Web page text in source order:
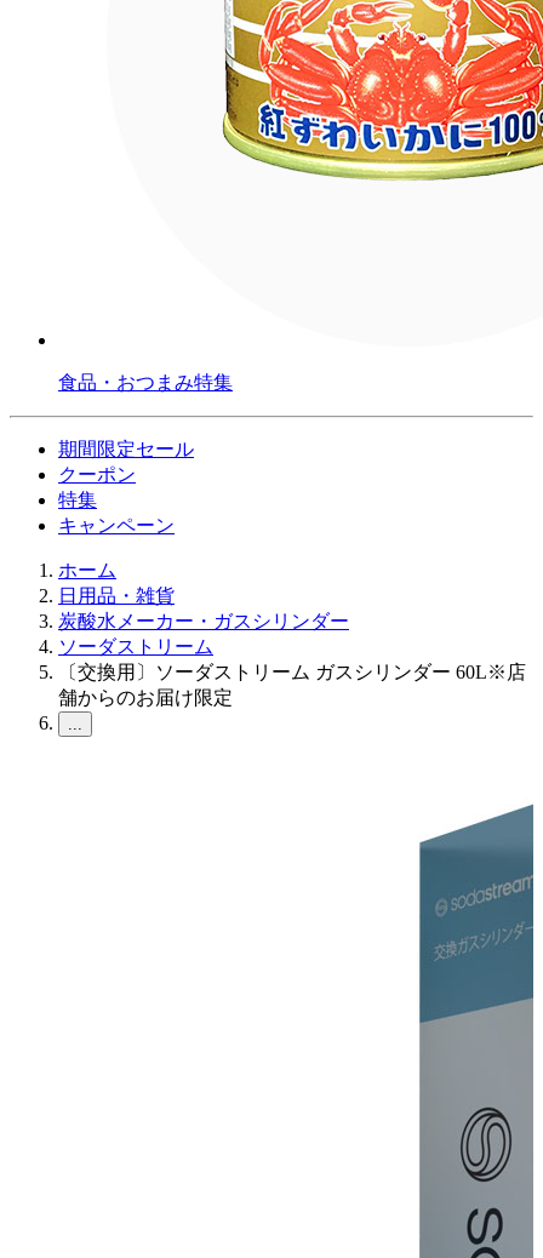
食品・おつまみ特集
期間限定セール
クーポン
特集
キャンペーン
ホーム
日用品・雑貨
炭酸水メーカー・ガスシリンダー
ソーダストリーム
〔交換用〕ソーダストリーム ガスシリンダー 60L※店
舗からのお届け限定
...